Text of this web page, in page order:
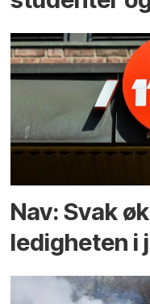
Nav: Svak
ledigheten i